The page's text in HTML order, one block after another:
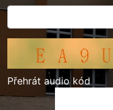
Přehrát audio kód